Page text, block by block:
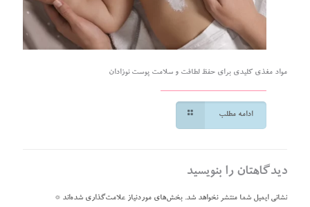
مواد مغذی کلیدی برای حفظ لطافت و سلامت پوست نوزادان
ادامه مطلب
دیدگاهتان را بنویسید
نشانی ایمیل شما منتشر نخواهد شد. بخش‌های موردنیاز علامت‌گذاری شده‌اند *